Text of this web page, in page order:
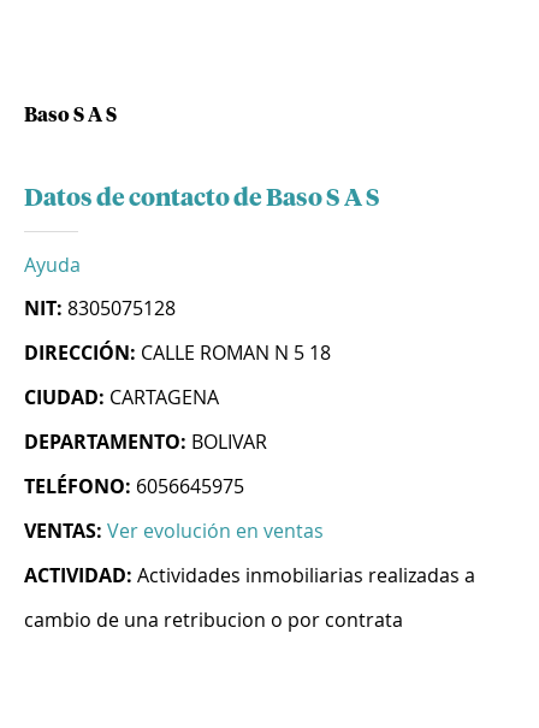
Baso S A S
Datos de contacto de Baso S A S
Ayuda
NIT: 8305075128
DIRECCIÓN: CALLE ROMAN N 5 18
CIUDAD: CARTAGENA
DEPARTAMENTO: BOLIVAR
TELÉFONO: 6056645975
VENTAS: Ver evolución en ventas
ACTIVIDAD: Actividades inmobiliarias realizadas a
cambio de una retribucion o por contrata